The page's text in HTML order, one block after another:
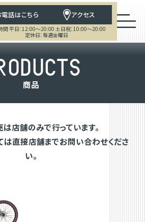
電話はこちら アクセス
間 平日：12:00～20:00 土日祝：10:00～20:00
定休日：毎週金曜日
ODUCTS
商品
店舗のみで行っています。
は直接店舗までお問い合わせくださ
い。